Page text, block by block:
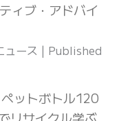
ィブ・アドバイ
ース
Published
ットボトル120